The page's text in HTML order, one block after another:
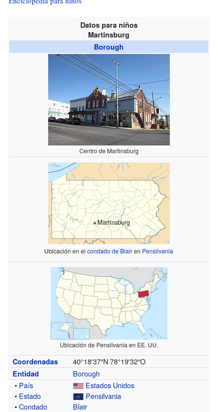
Datos para niños
Martinsburg
Borough
Centro de Martinsburg
Martinsburg
Ubicación en elcondado de Blairen Pensilvania
Ubicación de Pensilvania en EE. UU.
Coordenadas 40°18′37″N 78°19′32″O
Entidad
Borough
• País
Estados Unidos
• Estado
Pensilvania
•Condado Blair